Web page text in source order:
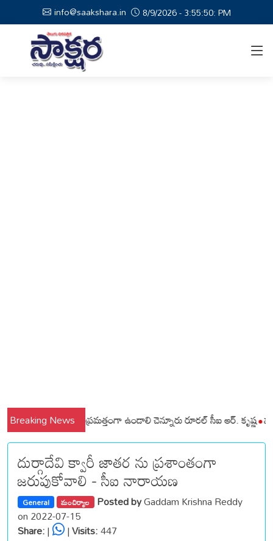
info@saakshara.in 8/9/2026 - 3:55:51: PM
Breaking News
ప్రజలు అప్రమత్తంగా ఉండాలి చెన్నూరు రూరల్ సీఐ ఆర్. కృష్ణ
దుర్గాదేవి క్వారీ జాతర ను ప్రశాంతంగా
జరుపుకోవాలి - సీఐ నారాయణ
General మంచిర్యాల Posted byGaddam Krishna Reddy
on 2022-07-15
Share:| |Visits:447